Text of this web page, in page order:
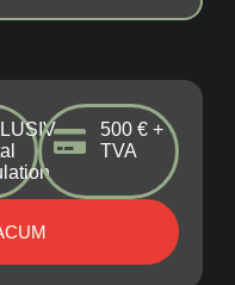
500 € +
TVA